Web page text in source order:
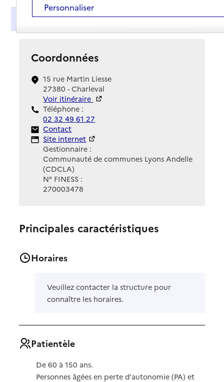
Présentation
Coordonnées
15 rue Martin Liesse
27380 - Charleval
Voir itinéraire
Téléphone :
02 32 49 61 27
Contact
Contact
Site Internet
Site internet
Gestionnaire :
Communauté de communes Lyons Andelle
(CDCLA)
N° FINESS :
270003478
Principales caractéristiques
Horaires
Veuillez contacter la structure pour
connaître les horaires.
Patientèle
De 60 à 150 ans.
Personnes âgées en perte d'autonomie (PA) et
Personnaliser